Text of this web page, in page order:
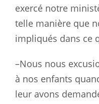
exercé notre
telle manière que
impliqués dans ce
–Nous nous
à nos enfants
leur avons